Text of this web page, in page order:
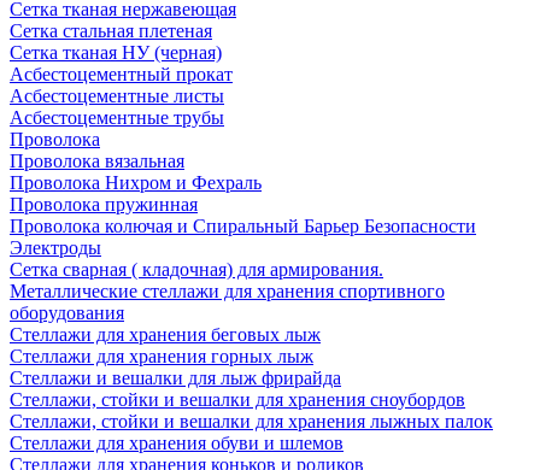
Сетка тканая нержавеющая
Сетка стальная плетеная
Сетка тканая НУ (черная)
Асбестоцементный прокат
Асбестоцементные листы
Асбестоцементные трубы
Проволока
Проволока вязальная
Проволока Нихром и Фехраль
Проволока пружинная
Проволока колючая и Спиральный Барьер Безопасности
Электроды
Сетка сварная ( кладочная) для армирования.
Металлические стеллажи для хранения спортивного
оборудования
Стеллажи для хранения беговых лыж
Стеллажи для хранения горных лыж
Стеллажи и вешалки для лыж фрирайда
Стеллажи, стойки и вешалки для хранения сноубордов
Стеллажи, стойки и вешалки для хранения лыжных палок
Стеллажи для хранения обуви и шлемов
Стеллажи для хранения коньков и роликов